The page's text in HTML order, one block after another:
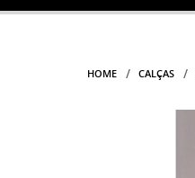
HOME CALÇAS